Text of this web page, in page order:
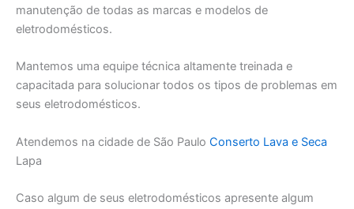
manutenção de todas as marcas e modelos de
eletrodomésticos.
Mantemos uma equipe técnica altamente treinada e
capacitada para solucionar todos os tipos de problemas em
seus eletrodomésticos.
Atendemos na cidade de São Paulo Conserto Lava e Seca
Lapa
Caso algum de seus eletrodomésticos apresente algum